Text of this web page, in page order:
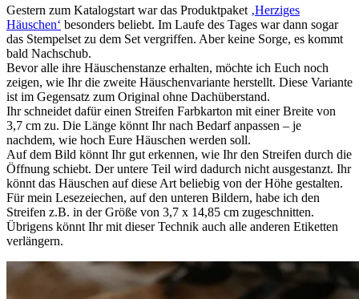
Gestern zum Katalogstart war das Produktpaket ‚Herziges
Häuschen‘ besonders beliebt. Im Laufe des Tages war dann sogar
das Stempelset zu dem Set vergriffen. Aber keine Sorge, es kommt
bald Nachschub.
Bevor alle ihre Häuschenstanze erhalten, möchte ich Euch noch
zeigen, wie Ihr die zweite Häuschenvariante herstellt. Diese Variante
ist im Gegensatz zum Original ohne Dachüberstand.
Ihr schneidet dafür einen Streifen Farbkarton mit einer Breite von
3,7 cm zu. Die Länge könnt Ihr nach Bedarf anpassen – je
nachdem, wie hoch Eure Häuschen werden soll.
Auf dem Bild könnt Ihr gut erkennen, wie Ihr den Streifen durch die
Öffnung schiebt. Der untere Teil wird dadurch nicht ausgestanzt. Ihr
könnt das Häuschen auf diese Art beliebig von der Höhe gestalten.
Für mein Lesezeiechen, auf den unteren Bildern, habe ich den
Streifen z.B. in der Größe von 3,7 x 14,85 cm zugeschnitten.
Übrigens könnt Ihr mit dieser Technik auch alle anderen Etiketten
verlängern.